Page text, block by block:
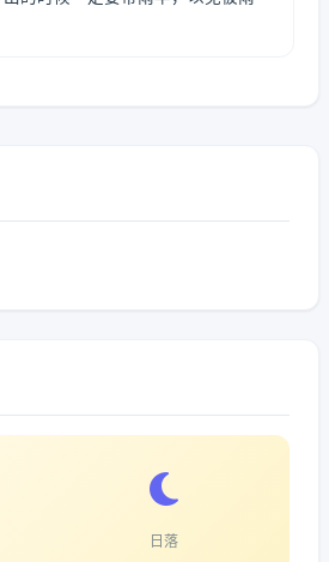
日落